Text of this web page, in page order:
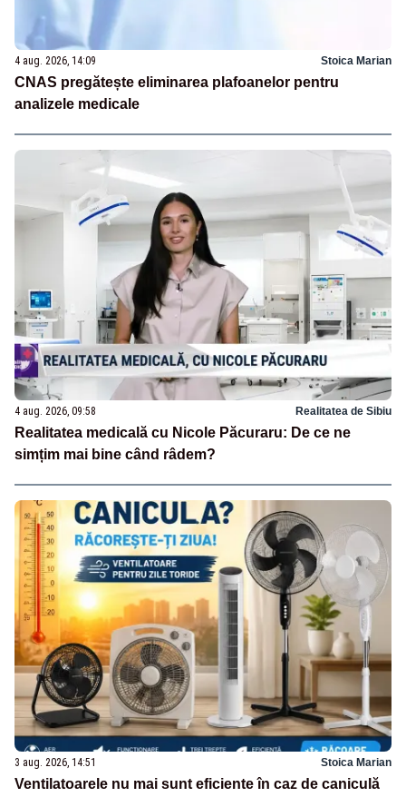
4 aug. 2026, 14:09 Stoica Marian
CNAS pregătește eliminarea plafoanelor pentru
analizele medicale
4 aug. 2026, 09:58 Realitatea de Sibiu
Realitatea medicală cu Nicole Păcuraru: De ce ne
simțim mai bine când râdem?
3 aug. 2026, 14:51 Stoica Marian
Ventilatoarele nu mai sunt eficiente în caz de caniculă